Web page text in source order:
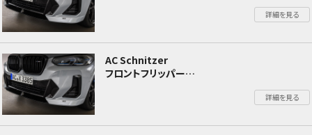
詳細を見る
AC Schnitzer
フロントフリッパー
詳細を見る